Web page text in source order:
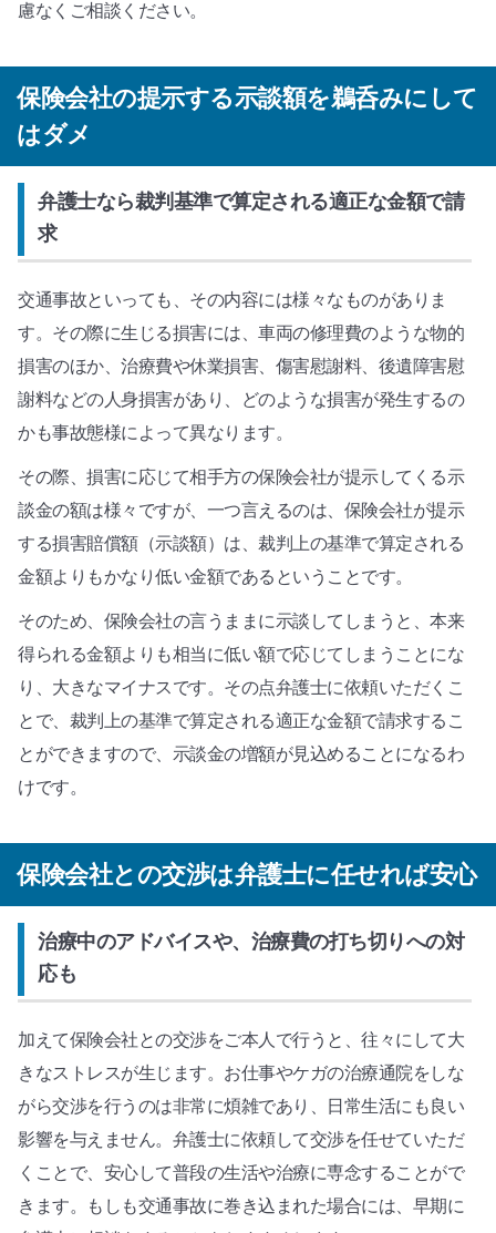
慮なくご相談ください。
保険会社の提示する示談額を鵜呑みにして
はダメ
弁護士なら裁判基準で算定される適正な金額で請
求
交通事故といっても、その内容には様々なものがありま
す。その際に生じる損害には、車両の修理費のような物的
損害のほか、治療費や休業損害、傷害慰謝料、後遺障害慰
謝料などの人身損害があり、どのような損害が発生するの
かも事故態様によって異なります。
その際、損害に応じて相手方の保険会社が提示してくる示
談金の額は様々ですが、一つ言えるのは、保険会社が提示
する損害賠償額（示談額）は、裁判上の基準で算定される
金額よりもかなり低い金額であるということです。
そのため、保険会社の言うままに示談してしまうと、本来
得られる金額よりも相当に低い額で応じてしまうことにな
り、大きなマイナスです。その点弁護士に依頼いただくこ
とで、裁判上の基準で算定される適正な金額で請求するこ
とができますので、示談金の増額が見込めることになるわ
けです。
保険会社との交渉は弁護士に任せれば安心
治療中のアドバイスや、治療費の打ち切りへの対
応も
加えて保険会社との交渉をご本人で行うと、往々にして大
きなストレスが生じます。お仕事やケガの治療通院をしな
がら交渉を行うのは非常に煩雑であり、日常生活にも良い
影響を与えません。弁護士に依頼して交渉を任せていただ
くことで、安心して普段の生活や治療に専念することがで
きます。もしも交通事故に巻き込まれた場合には、早期に